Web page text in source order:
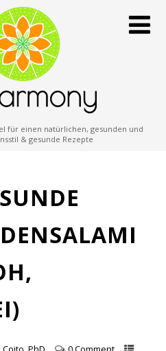
für einen natürlichen, gesunden und
& gesunde Rezepte